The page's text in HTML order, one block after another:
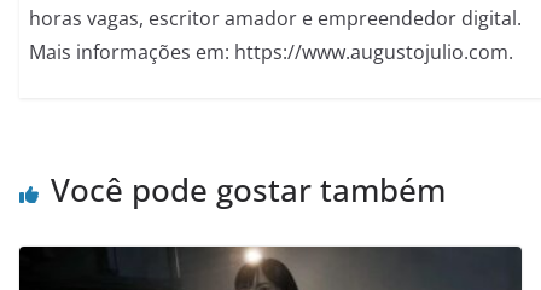
horas vagas, escritor amador e empreendedor digital.
Mais informações em: https://www.augustojulio.com.
Você pode gostar também